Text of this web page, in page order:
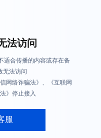
法访问
适合传播的内容或存在备
无法访问
网络诈骗法》、《互联网
》停止接入
服